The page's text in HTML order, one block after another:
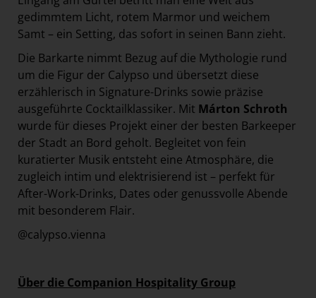
gedimmtem Licht, rotem Marmor und weichem
Samt – ein Setting, das sofort in seinen Bann zieht.
Die Barkarte nimmt Bezug auf die Mythologie rund
um die Figur der Calypso und übersetzt diese
erzählerisch in Signature-Drinks sowie präzise
ausgeführte Cocktailklassiker. Mit Márton Schroth
wurde für dieses Projekt einer der besten Barkeeper
der Stadt an Bord geholt. Begleitet von fein
kuratierter Musik entsteht eine Atmosphäre, die
zugleich intim und elektrisierend ist – perfekt für
After-Work-Drinks, Dates oder genussvolle Abende
mit besonderem Flair.
@calypso.vienna
Über die Companion Hospitality Group